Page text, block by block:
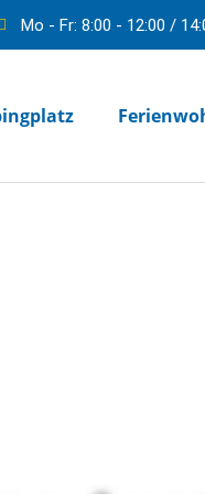
Mo - Fr: 8:00 - 12:00 /